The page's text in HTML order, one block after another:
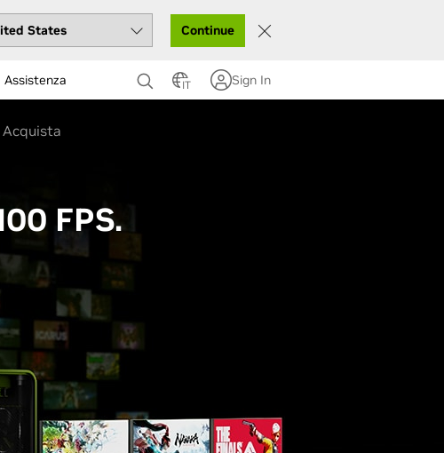
Continue
Assistenza IT Sign In
Acquista
FPS.